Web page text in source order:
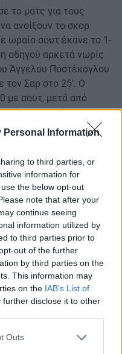
Personal Information
to third parties, or
information for
the below opt-out
note that after your
continue seeing
information utilized by
to third parties prior to
out of the further
by third parties on the
This information may
on the IAB’s List of
further disclose it to other
Outs
το ματς για τους
ανοίξουν το σκορ
ωραίο σουτ έκανε το 1-
οδηγού αρκετά νωρίς
Άγγελου Ποστέκογλου
τον Σαρ στο 25′. Ο
με σουτ, μετά από
βρήκε τον τρόπο να
ημίχρονο του
όνομά του στον πίνακα
την μπάλα
στο 45’+4′. Στο δεύτερο
κατοχή, αλλά όχι την
οι παίκτες του
πανάξια την πρόκριση.